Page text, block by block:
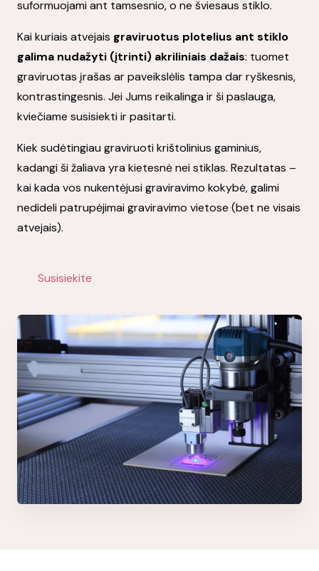
suformuojami ant tamsesnio, o ne šviesaus stiklo.
Kai kuriais atvejais graviruotus plotelius ant stiklo
galima nudažyti (įtrinti) akriliniais dažais: tuomet
graviruotas įrašas ar paveikslėlis tampa dar ryškesnis,
kontrastingesnis. Jei Jums reikalinga ir ši paslauga,
kviečiame susisiekti ir pasitarti.
Kiek sudėtingiau graviruoti krištolinius gaminius,
kadangi ši žaliava yra kietesnė nei stiklas. Rezultatas –
kai kada vos nukentėjusi graviravimo kokybė, galimi
nedideli patrupėjimai graviravimo vietose (bet ne visais
atvejais).
Susisiekite